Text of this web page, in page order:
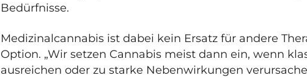
Bedürfnisse.
Medizinalcannabis ist dabei kein Ersatz für andere
Option. „Wir setzen Cannabis meist dann ein, wenn
ausreichen oder zu starke Nebenwirkungen